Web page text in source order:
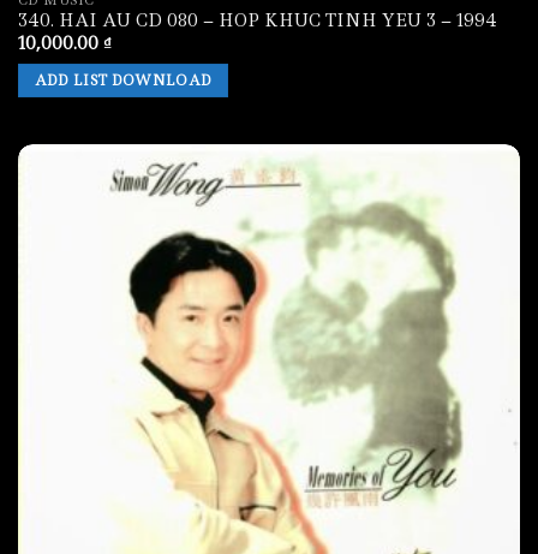
340. HAI AU CD 080 – HOP KHUC TINH YEU 3 – 1994
10,000.00 ₫
ADD LIST DOWNLOAD